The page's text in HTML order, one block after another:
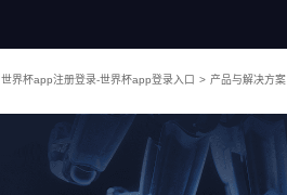
世界杯app注册登录-世界杯app登录入口 > 产品与解决方案